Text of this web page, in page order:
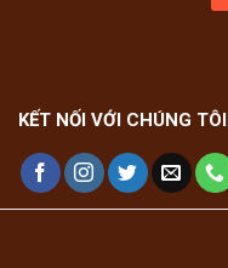
KẾT NỐI VỚI CHÚNG TÔI